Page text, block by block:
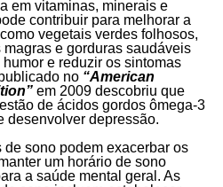
em vitaminas, minerais e
contribuir para melhorar a
vegetais verdes folhosos,
e gorduras saudáveis
e reduzir os sintomas
no “American
em 2009 descobriu que
de ácidos gordos ômega-3
desenvolver depressão.
de sono podem exacerbar os
um horário de sono
a saúde mental geral. As